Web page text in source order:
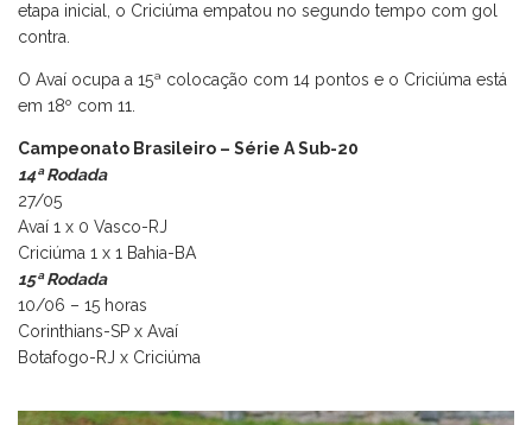
etapa inicial, o Criciúma empatou no segundo tempo com gol
contra.
O Avaí ocupa a 15ª colocação com 14 pontos e o Criciúma está
em 18º com 11.
Campeonato Brasileiro – Série A Sub-20
14ª Rodada
27/05
Avaí 1 x 0 Vasco-RJ
Criciúma 1 x 1 Bahia-BA
15ª Rodada
10/06 – 15 horas
Corinthians-SP x Avaí
Botafogo-RJ x Criciúma